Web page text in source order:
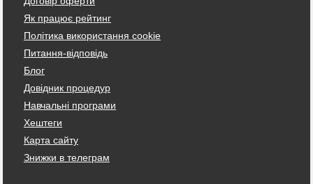
Як працює рейтинг
Політика використання cookie
Питання-відповідь
Блог
Довідник процедур
Навчальні програми
Хештеги
Карта сайту
Знижки в телеграм